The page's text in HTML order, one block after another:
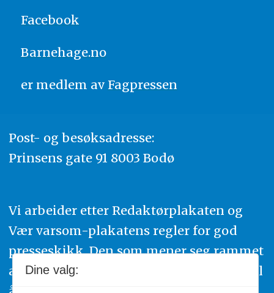
Facebook
Barnehage.no
er medlem av Fagpressen
Post- og besøksadresse:
Prinsens gate 91 8003 Bodø
Vi arbeider etter Redaktørplakaten og
Vær varsom-plakatens regler for god
presseskikk. Den som mener seg rammet
av urettmessig publisering, oppfordres til
Dine valg: